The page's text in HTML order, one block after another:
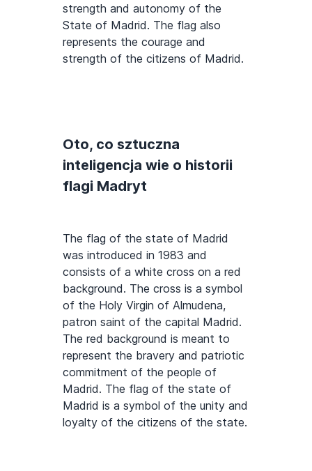
strength and autonomy of the
State of Madrid. The flag also
represents the courage and
strength of the citizens of Madrid.
Oto, co sztuczna
inteligencja wie o historii
flagi Madryt
The flag of the state of Madrid
was introduced in 1983 and
consists of a white cross on a red
background. The cross is a symbol
of the Holy Virgin of Almudena,
patron saint of the capital Madrid.
The red background is meant to
represent the bravery and patriotic
commitment of the people of
Madrid. The flag of the state of
Madrid is a symbol of the unity and
loyalty of the citizens of the state.